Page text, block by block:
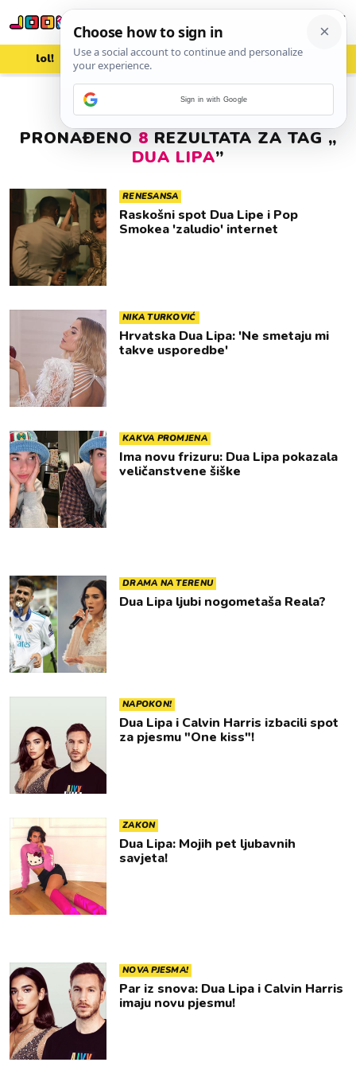
lol! aww vrh! woot?!
PRONAĐENO 8 REZULTATA ZA TAG „
DUA LIPA”
RENESANSA
Raskošni spot Dua Lipe i Pop
Smokea 'zaludio' internet
NIKA TURKOVIĆ
Hrvatska Dua Lipa: 'Ne smetaju mi
takve usporedbe'
KAKVA PROMJENA
Ima novu frizuru: Dua Lipa pokazala
veličanstvene šiške
DRAMA NA TERENU
Dua Lipa ljubi nogometaša Reala?
NAPOKON!
Dua Lipa i Calvin Harris izbacili spot
za pjesmu "One kiss"!
ZAKON
Dua Lipa: Mojih pet ljubavnih
savjeta!
NOVA PJESMA!
Par iz snova: Dua Lipa i Calvin Harris
imaju novu pjesmu!
Sign in with Google